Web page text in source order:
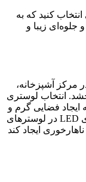
انتخاب کنید که به
جلوه‌ای زیبا و
مرکز آشپزخانه،
انتخاب لوستری
ایجاد فضایی گرم و
دلنشین کمک کند. همچنین، استفاده از لامپ‌های LED در لوسترهای
ایجاد کند